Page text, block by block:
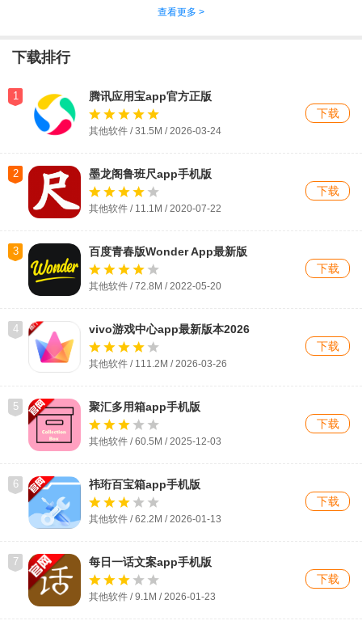
查看更多 >
下载排行
1 腾讯应用宝app官方正版
其他软件 / 31.5M / 2026-03-24
下载
2 墨龙阁鲁班尺app手机版
其他软件 / 11.1M / 2020-07-22
下载
3 百度青春版Wonder App最新版
其他软件 / 72.8M / 2022-05-20
下载
4 vivo游戏中心app最新版本2026
其他软件 / 111.2M / 2026-03-26
下载
5 聚汇多用箱app手机版
其他软件 / 60.5M / 2025-12-03
下载
6 祎珩百宝箱app手机版
其他软件 / 62.2M / 2026-01-13
下载
7 每日一话文案app手机版
其他软件 / 9.1M / 2026-01-23
下载